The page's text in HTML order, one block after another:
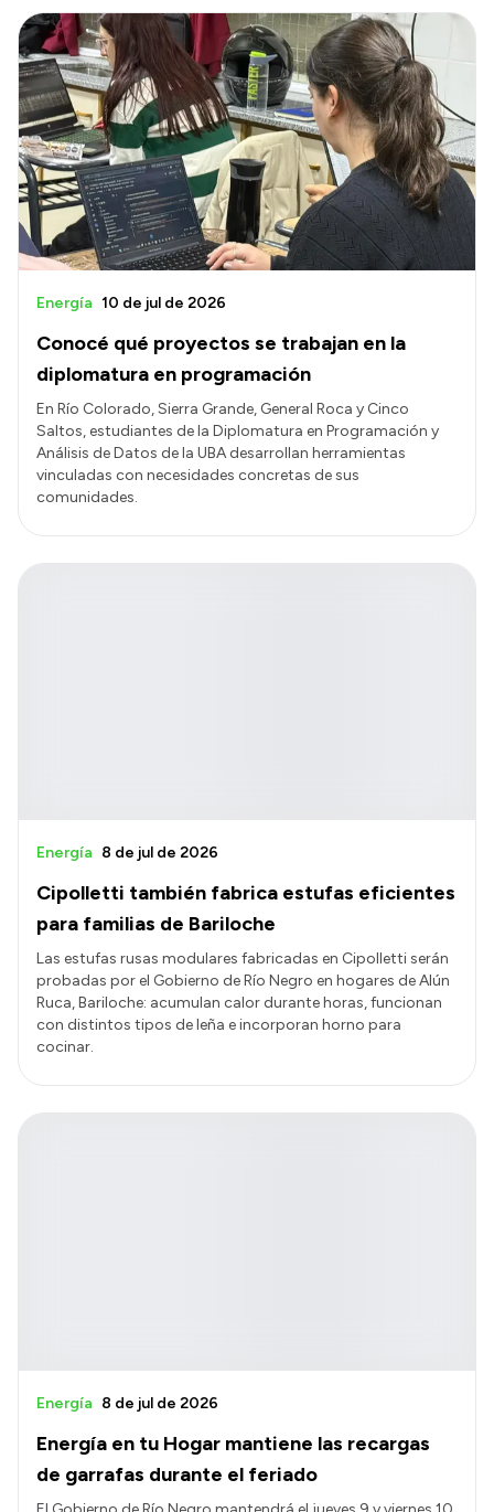
Conocé qué proyectos se trabajan en la
diplomatura en programación
Energía 10 de jul de 2026
En Río Colorado, Sierra Grande, General Roca y Cinco
Saltos, estudiantes de la Diplomatura en Programación y
Análisis de Datos de la UBA desarrollan herramientas
vinculadas con necesidades concretas de sus
comunidades.
Cipolletti también fabrica estufas eficientes
para familias de Bariloche
Energía 8 de jul de 2026
Las estufas rusas modulares fabricadas en Cipolletti serán
probadas por el Gobierno de Río Negro en hogares de Alún
Ruca, Bariloche: acumulan calor durante horas, funcionan
con distintos tipos de leña e incorporan horno para
cocinar.
Energía en tu Hogar mantiene las recargas
de garrafas durante el feriado
Energía 8 de jul de 2026